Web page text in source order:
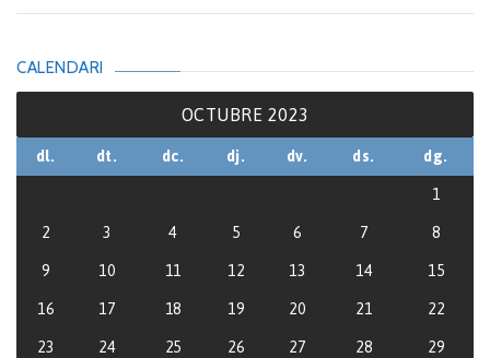
CALENDARI
OCTUBRE 2023
dl. dt. dc. dj. dv. ds. dg.
1
2 3 4 5 6 7 8
9 10 11 12 13 14 15
16 17 18 19 20 21 22
23 24 25 26 27 28 29